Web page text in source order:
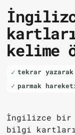
kelime
tekrar
parmak
İngilizce bir
bilgi